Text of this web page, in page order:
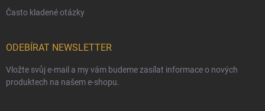
Často kladené otázky
ODEBÍRAT NEWSLETTER
Vložte svůj e-mail a my vám budeme zasílat informace o nových
produktech na našem e-shopu.